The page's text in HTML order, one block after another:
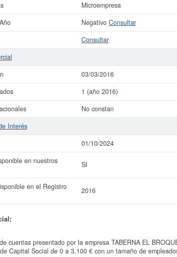
Microempresa
Negativo Consultar
Consultar
03/03/2016
1 (año 2016)
No constan
Interés
01/10/2024
en nuestros
SI
en el Registro
2016
cuentas presentado por la empresa TABERNA EL
Capital Social de 0 a 3.100 € con un tamaño de